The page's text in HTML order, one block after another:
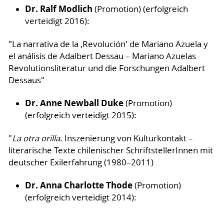
Dr. Ralf Modlich (Promotion) (erfolgreich
verteidigt 2016):
"La narrativa de la ,Revolución' de Mariano Azuela y
el análisis de Adalbert Dessau – Mariano Azuelas
Revolutionsliteratur und die Forschungen Adalbert
Dessaus"
Dr. Anne Newball Duke(Promotion)
(erfolgreich verteidigt 2015):
"La otra orilla. Inszenierung von Kulturkontakt –
literarische Texte chilenischer SchriftstellerInnen mit
deutscher Exilerfahrung (1980–2011)
Dr. Anna Charlotte Thode(Promotion)
(erfolgreich verteidigt 2014):